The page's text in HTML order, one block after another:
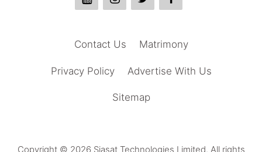
Matrimony
Contact Us
Advertise With Us
Privacy Policy
Sitemap
Copyright © 2026 Siasat Technologies Limited. All rights